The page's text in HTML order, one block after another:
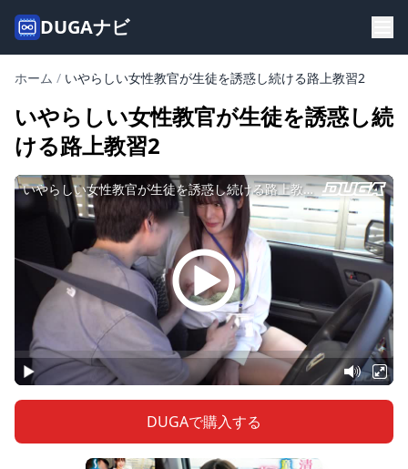
DUGAナビ
ホーム / いやらしい女性教官が生徒を誘惑し続ける路上教習2
いやらしい女性教官が生徒を誘惑し続
ける路上教習2
DUGAで購入する